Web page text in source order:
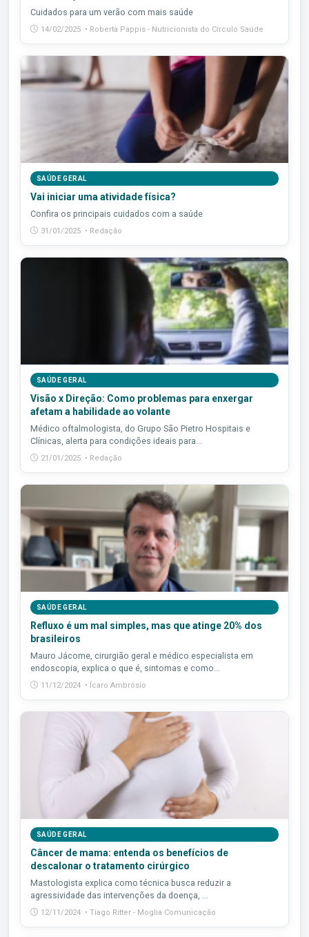
Cuidados para um verão com mais saúde
14/02/2025 • Roberta Pappis - Nutricionista do Círculo Saúde
SAÚDE GERAL
Vai iniciar uma atividade física?
Confira os principais cuidados com a saúde
31/01/2025 • Redação
SAÚDE GERAL
Visão x Direção: Como problemas para enxergar
afetam a habilidade ao volante
Médico oftalmologista, do Grupo São Pietro Hospitais e
Clínicas, alerta para condições ideais para...
21/01/2025 • Redação
SAÚDE GERAL
Refluxo é um mal simples, mas que atinge 20% dos
brasileiros
Mauro Jácome, cirurgião geral e médico especialista em
endoscopia, explica o que é, sintomas e como...
11/12/2024 • Ícaro Ambrósio
SAÚDE GERAL
Câncer de mama: entenda os benefícios de
descalonar o tratamento cirúrgico
Mastologista explica como técnica busca reduzir a
agressividade das intervenções da doença, ...
12/11/2024 • Tiago Ritter - Moglia Comunicação